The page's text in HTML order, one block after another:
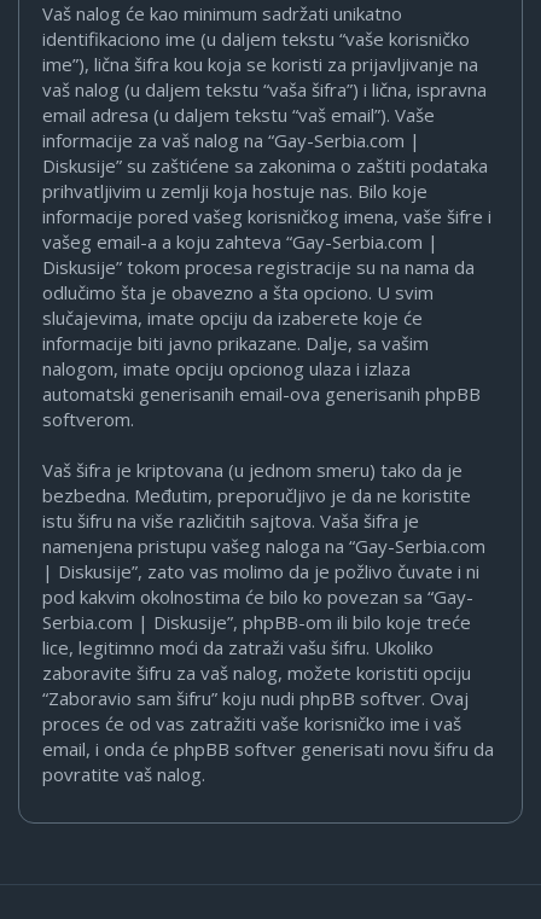
Vaš nalog će kao minimum sadržati unikatno
identifikaciono ime (u daljem tekstu “vaše korisničko
ime”), lična šifra kou koja se koristi za prijavljivanje na
vaš nalog (u daljem tekstu “vaša šifra”) i lična, ispravna
email adresa (u daljem tekstu “vaš email”). Vaše
informacije za vaš nalog na “Gay-Serbia.com |
Diskusije” su zaštićene sa zakonima o zaštiti podataka
prihvatljivim u zemlji koja hostuje nas. Bilo koje
informacije pored vašeg korisničkog imena, vaše šifre i
vašeg email-a a koju zahteva “Gay-Serbia.com |
Diskusije” tokom procesa registracije su na nama da
odlučimo šta je obavezno a šta opciono. U svim
slučajevima, imate opciju da izaberete koje će
informacije biti javno prikazane. Dalje, sa vašim
nalogom, imate opciju opcionog ulaza i izlaza
automatski generisanih email-ova generisanih phpBB
softverom.
Vaš šifra je kriptovana (u jednom smeru) tako da je
bezbedna. Međutim, preporučljivo je da ne koristite
istu šifru na više različitih sajtova. Vaša šifra je
namenjena pristupu vašeg naloga na “Gay-Serbia.com
| Diskusije”, zato vas molimo da je požlivo čuvate i ni
pod kakvim okolnostima će bilo ko povezan sa “Gay-
Serbia.com | Diskusije”, phpBB-om ili bilo koje treće
lice, legitimno moći da zatraži vašu šifru. Ukoliko
zaboravite šifru za vaš nalog, možete koristiti opciju
“Zaboravio sam šifru” koju nudi phpBB softver. Ovaj
proces će od vas zatražiti vaše korisničko ime i vaš
email, i onda će phpBB softver generisati novu šifru da
povratite vaš nalog.